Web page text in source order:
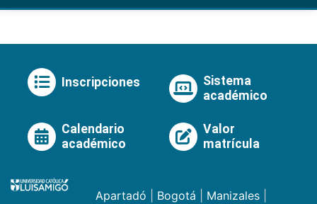
Inscripciones
Sistema
académico
Calendario
académico
Valor
matrícula
Apartadó Bogotá Manizales